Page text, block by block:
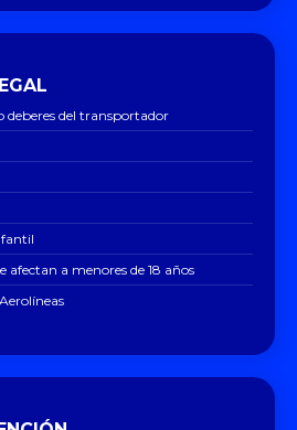
deberes del transportador
afectan a menores de 18 años